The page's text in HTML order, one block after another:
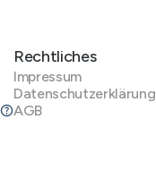
Rechtliches
Impressum
Datenschutzerklärung
AGB